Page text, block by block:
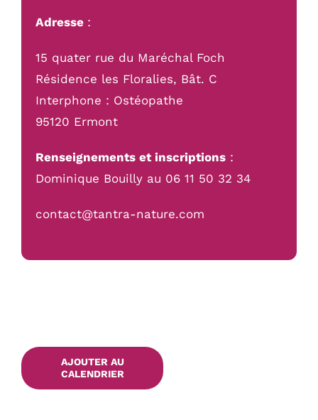
Adresse :
15 quater rue du Maréchal Foch
Résidence les Floralies, Bât. C
Interphone : Ostéopathe
95120 Ermont
Renseignements et inscriptions:
Dominique Bouilly au 06 11 50 32 34
contact@tantra-nature.com
AJOUTER AU
CALENDRIER